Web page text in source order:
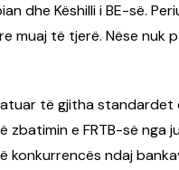
dhe Këshilli i BE-së.
muaj të tjerë. Nëse nuk
të gjitha standardet
zbatimin e FRTB-së nga
konkurrencës ndaj